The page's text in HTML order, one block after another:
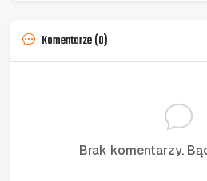
Komentarze (0)
Brak komentarzy.